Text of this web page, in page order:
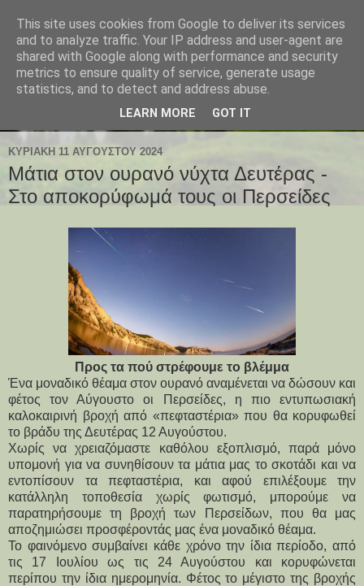
ΚΥΡΙΑΚΉ 11 ΑΥΓΟΎΣΤΟΥ 2024
Μάτια στον ουρανό νύχτα Δευτέρας -
Στο αποκορύφωμά τους οι Περσείδες
Προς τα πού στρέφουμε το βλέμμα
Ένα μοναδικό θέαμα στον ουρανό αναμένεται να δώσουν και
φέτος τον Αύγουστο οι Περσείδες, η πιο εντυπωσιακή
καλοκαιρινή βροχή από «πεφταστέρια» που θα κορυφωθεί
το βράδυ της Δευτέρας 12 Αυγούστου.
Χωρίς να χρειαζόμαστε καθόλου εξοπλισμό, παρά μόνο
υπομονή για να συνηθίσουν τα μάτια μας το σκοτάδι και να
εντοπίσουν τα πεφταστέρια, και αφού επιλέξουμε την
κατάλληλη τοποθεσία χωρίς φωτισμό, μπορούμε να
παρατηρήσουμε τη βροχή των Περσείδων, που θα μας
αποζημιώσει προσφέροντάς μας ένα μοναδικό θέαμα.
Το φαινόμενο συμβαίνει κάθε χρόνο την ίδια περίοδο, από
τις 17 Ιουλίου ως τις 24 Αυγούστου και κορυφώνεται
περίπου την ίδια ημερομηνία. Φέτος το μέγιστο της βροχής
This site uses cookies from Google to deliver its services
and to analyze traffic. Your IP address and user-agent are
shared with Google along with performance and security
metrics to ensure quality of service, generate usage
statistics, and to detect and address abuse.
LEARN MORE GOT IT